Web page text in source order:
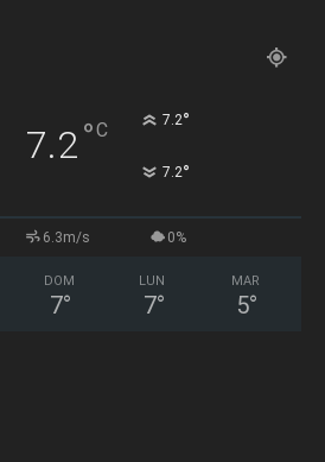
7.2°C 7.2°
7.2°
6.3m/s 0%
DOM
7°
LUN
7°
MAR
5°